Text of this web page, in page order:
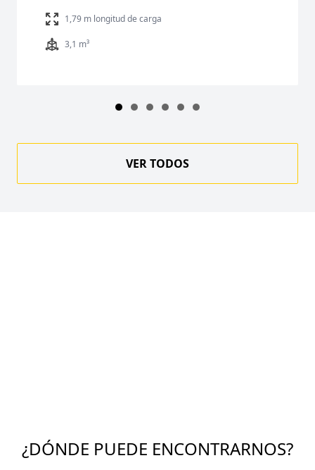
1,79 m longitud de carga
3,1 m³
VER TODOS
¿DÓNDE PUEDE ENCONTRARNOS?